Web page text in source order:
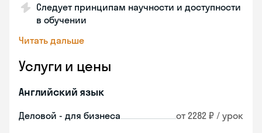
Следует принципам научности и доступности
в обучении
Читать дальше
Услуги и цены
Английский язык
Деловой - для бизнеса от 2282 ₽ / урок